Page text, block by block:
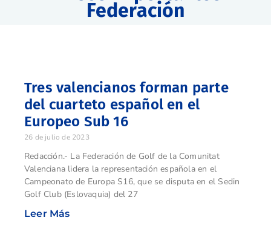
Federación
Tres valencianos forman parte
del cuarteto español en el
Europeo Sub 16
26 de julio de 2023
Redacción.- La Federación de Golf de la Comunitat
Valenciana lidera la representación española en el
Campeonato de Europa S16, que se disputa en el Sedin
Golf Club (Eslovaquia) del 27
Leer Más